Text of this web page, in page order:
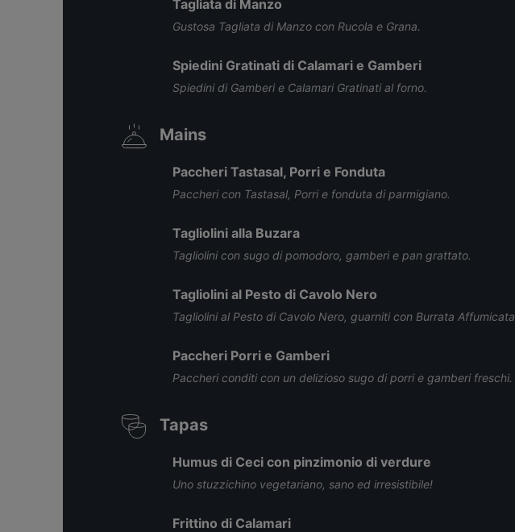
Tagliata di Manzo
Gustosa Tagliata di Manzo con Rucola e Grana.
Spiedini Gratinati di Calamari e Gamberi
Spiedini di Gamberi e Calamari Gratinati al forno.
Mains
Paccheri Tastasal, Porri e Fonduta
Paccheri con Tastasal, Porri e fonduta di parmigiano.
Tagliolini alla Buzara
Tagliolini con sugo di pomodoro, gamberi e pan grattato.
Tagliolini al Pesto di Cavolo Nero
Tagliolini al Pesto di Cavolo Nero, guarniti con Burrata Affumicata
Paccheri Porri e Gamberi
Paccheri conditi con un delizioso sugo di porri e gamberi freschi.
Tapas
Humus di Ceci con pinzimonio di verdure
Uno stuzzichino vegetariano, sano ed irresistibile!
Frittino di Calamari